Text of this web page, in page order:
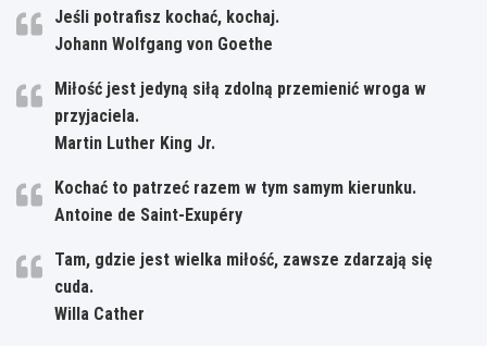
Jeśli potrafisz kochać, kochaj.
Johann Wolfgang von Goethe
Miłość jest jedyną siłą zdolną przemienić wroga w
przyjaciela.
Martin Luther King Jr.
Kochać to patrzeć razem w tym samym kierunku.
Antoine de Saint-Exupéry
Tam, gdzie jest wielka miłość, zawsze zdarzają się
cuda.
Willa Cather